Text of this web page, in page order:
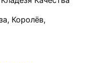
Королёв,